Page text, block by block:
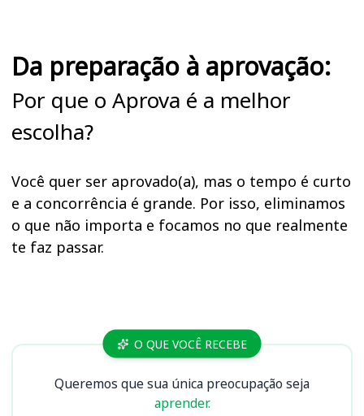
Da preparação à aprovação:
Por que o Aprova é a melhor
escolha?
Você quer ser aprovado(a), mas o tempo é curto
e a concorrência é grande. Por isso, eliminamos
o que não importa e focamos no que realmente
te faz passar.
Cursos TCE RSO QUE VOCÊ RECEBE
Queremos que sua única preocupação seja
aprender.